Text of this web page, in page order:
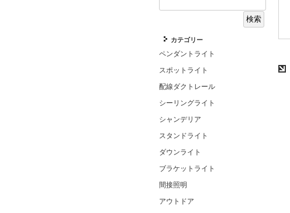
カテゴリー
ペンダントライト
スポットライト
配線ダクトレール
シーリングライト
シャンデリア
スタンドライト
ダウンライト
ブラケットライト
間接照明
アウトドア